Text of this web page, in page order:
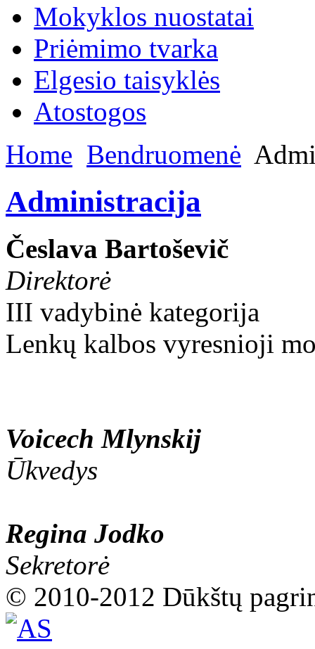
Mokyklos nuostatai
Priėmimo tvarka
Elgesio taisyklės
Atostogos
Home Bendruomenė
Administracija
Česlava Bartoševič
Direktorė
III vadybinė kategorija
Lenkų kalbos vyresnioji
Voicech Mlynskij
Ūkvedys
Regina Jodko
Sekretorė
© 2010-2012 Dūkštų